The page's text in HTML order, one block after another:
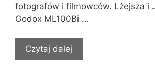
fotografów i filmowców. Lżejsza i
Godox ML100Bi …
Czytaj dalej